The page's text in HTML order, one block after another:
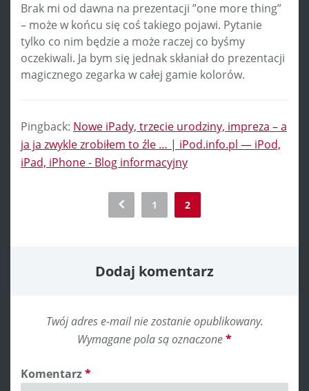
Brak mi od dawna na prezentacji ”one more thing”
– może w końcu się coś takiego pojawi. Pytanie
tylko co nim będzie a może raczej co byśmy
oczekiwali. Ja bym się jednak skłaniał do prezentacji
magicznego zegarka w całej gamie kolorów.
Pingback: Nowe iPady, trzecie urodziny, impreza – a
ja ja zwykle zrobiłem to źle … | iPod.info.pl — iPod,
iPad, iPhone - Blog informacyjny
1 2
Dodaj komentarz
Twój adres e-mail nie zostanie opublikowany.
Wymagane pola są oznaczone*
Komentarz*